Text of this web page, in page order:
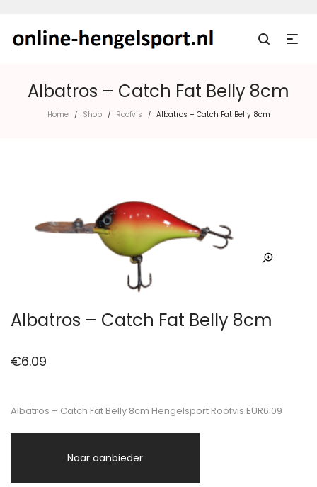
Albatros – Catch Fat Belly 8cm
Home / Shop / Roofvis / Albatros – Catch Fat Belly 8cm
Albatros – Catch Fat Belly 8cm
€6.09
Albatros – Catch Fat Belly 8cm Hengelsport Roofvis EUR6.09
Naar aanbieder